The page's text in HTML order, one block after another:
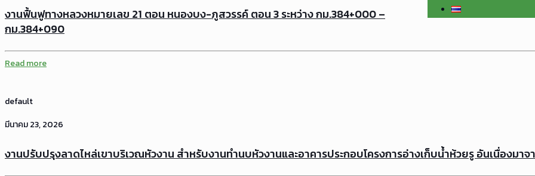
งานฟื้นฟูทางหลวงหมายเลข 21 ตอน หนองบง-ภูสวรรค์ ตอน 3 ระหว่าง กม.384+000 –
กม.384+090
Read more
default
มีนาคม 23, 2026
งานปรับปรุงลาดไหล่เขาบริเวณหัวงาน สำหรับงานทำนบหัวงานและอาคารประกอบโครงการอ่างเก็บน้ำห้วยรู อันเนื่องมาจ